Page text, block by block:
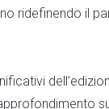
ridefinendo il